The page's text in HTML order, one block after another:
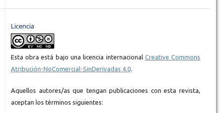
Licencia
Esta obra está bajo una licencia internacional Creative Commons
Atribución-NoComercial-SinDerivadas 4.0.
Aquellos autores/as que tengan publicaciones con esta revista,
aceptan los términos siguientes: